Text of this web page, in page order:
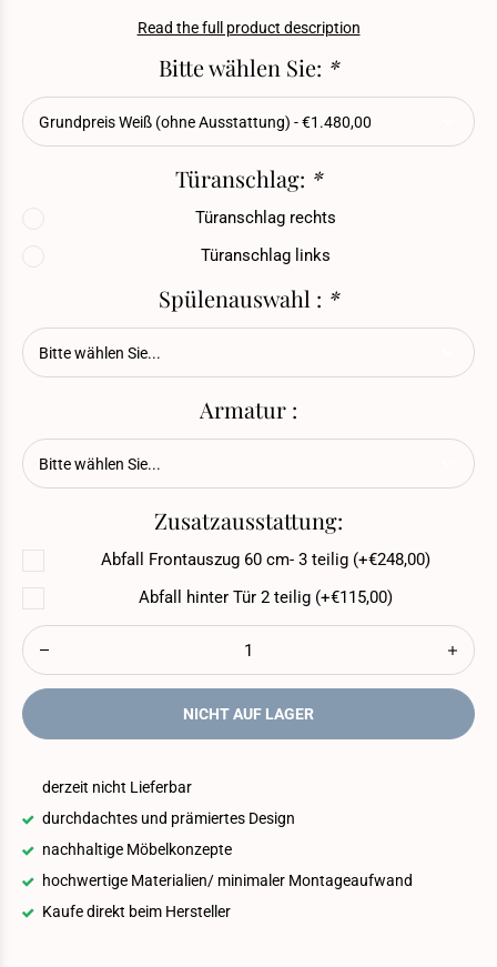
Read the full product description
Bitte wählen Sie: *
Türanschlag: *
Türanschlag rechts
Türanschlag links
Spülenauswahl : *
Armatur :
Zusatzausstattung:
Abfall Frontauszug 60 cm- 3 teilig (+€248,00)
Abfall hinter Tür 2 teilig (+€115,00)
NICHT AUF LAGER
derzeit nicht Lieferbar
durchdachtes und prämiertes Design
nachhaltige Möbelkonzepte
hochwertige Materialien/ minimaler Montageaufwand
Kaufe direkt beim Hersteller